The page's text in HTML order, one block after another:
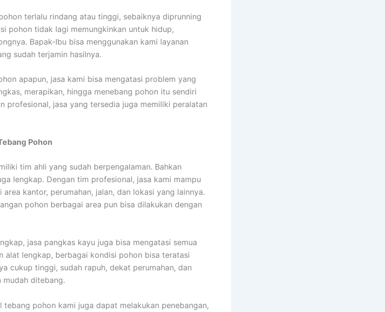
terlalu rindang atau tinggi, sebaiknya diprunning
pohon tidak lagi memungkinkan untuk hidup,
Bapak-Ibu bisa menggunakan kami layanan
sudah terjamin hasilnya.
apapun, jasa kami bisa mengatasi problem yang
merapikan, hingga menebang pohon itu sendiri
profesional, jasa yang tersedia juga memiliki peralatan
Pohon
tim ahli yang sudah berpengalaman. Bahkan
lengkap. Dengan tim profesional, jasa kami mampu
area kantor, perumahan, jalan, dan lokasi yang lainnya.
pohon berbagai area pun bisa dilakukan dengan
jasa pangkas kayu juga bisa mengatasi semua
alat lengkap, berbagai kondisi pohon bisa teratasi
cukup tinggi, sudah rapuh, dekat perumahan, dan
mudah ditebang.
tebang pohon kami juga dapat melakukan penebangan,